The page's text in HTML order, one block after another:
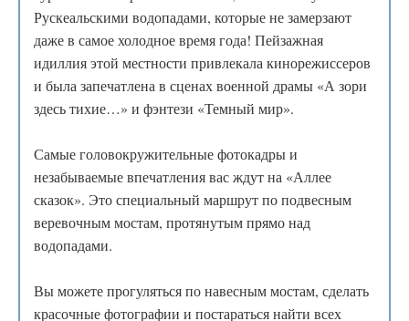
Рускеальскими водопадами, которые не замерзают
даже в самое холодное время года! Пейзажная
идиллия этой местности привлекала кинорежиссеров
и была запечатлена в сценах военной драмы «А зори
здесь тихие…» и фэнтези «Темный мир».
Самые головокружительные фотокадры и
незабываемые впечатления вас ждут на «Аллее
сказок». Это специальный маршрут по подвесным
веревочным мостам, протянутым прямо над
водопадами.
Вы можете прогуляться по навесным мостам, сделать
красочные фотографии и постараться найти всех